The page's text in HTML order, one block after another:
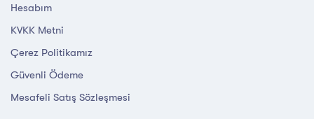
Hesabım
KVKK Metni
Çerez Politikamız
Güvenli Ödeme
Mesafeli Satış Sözleşmesi